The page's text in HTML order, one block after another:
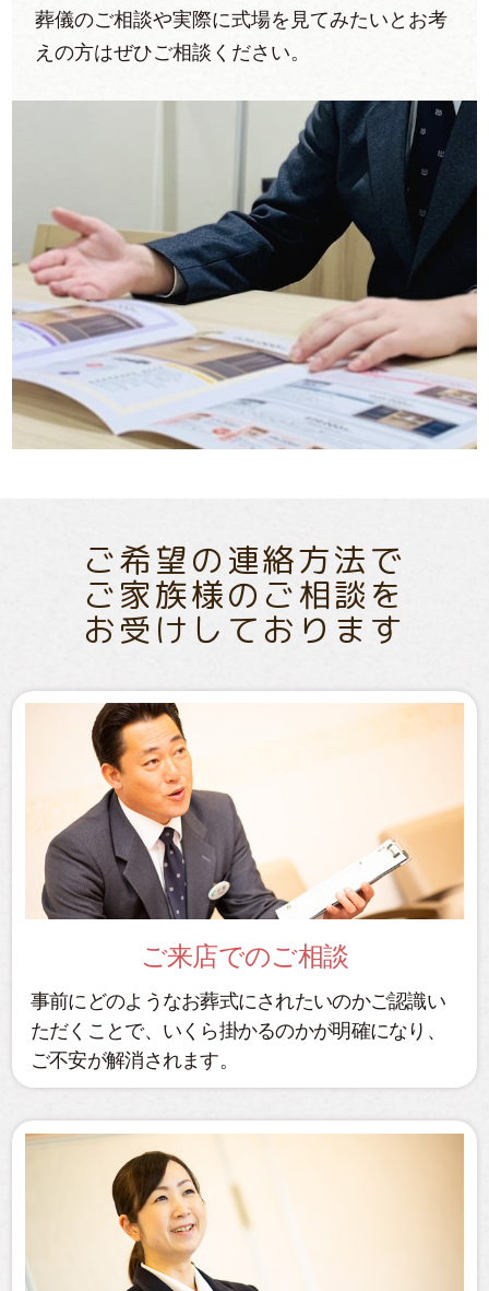
葬儀のご相談や実際に式場を見てみたいとお考
えの方はぜひご相談ください。
ご希望の連絡方法で
ご家族様のご相談を
お受けしております
ご来店でのご相談
事前にどのようなお葬式にされたいのかご認識い
ただくことで、いくら掛かるのかが明確になり、
ご不安が解消されます。